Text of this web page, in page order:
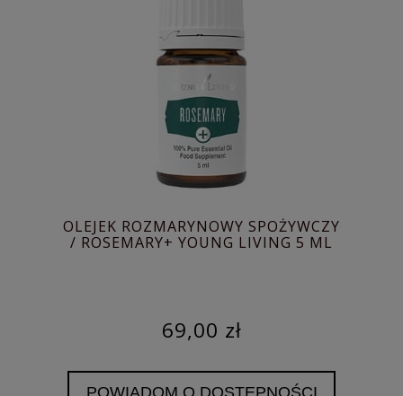
OLEJEK ROZMARYNOWY SPOŻYWCZY
/ ROSEMARY+ YOUNG LIVING 5 ML
69,00 zł
POWIADOM O DOSTĘPNOŚCI